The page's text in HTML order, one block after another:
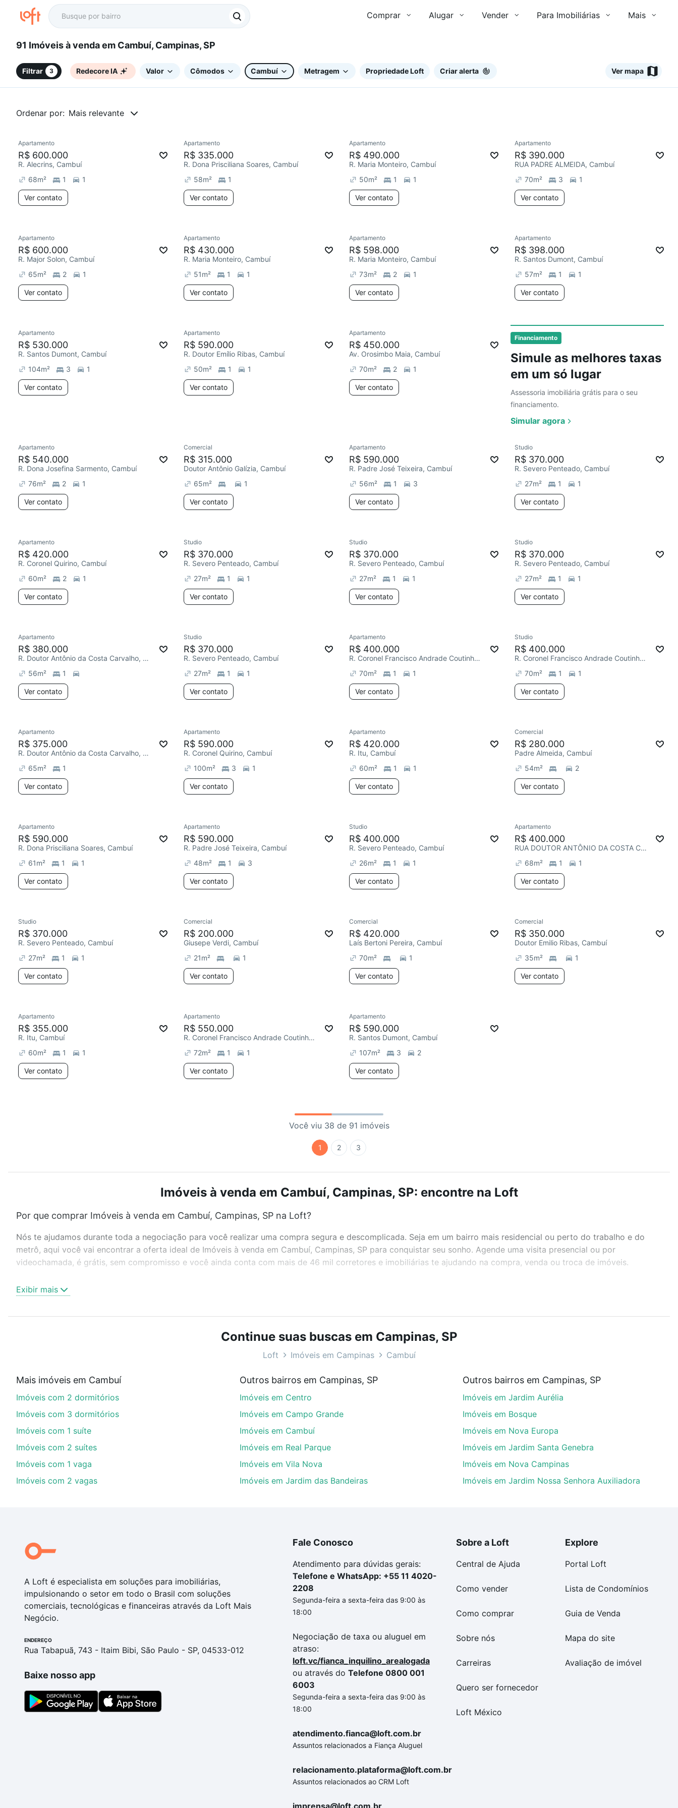
Comprar Alugar Vender Para Imobiliárias Mais
91 Imóveis à venda em Cambuí, Campinas, SP
Filtrar 3 Redecore IA Valor Cômodos Cambuí Metragem Propriedade Loft Criar alerta Ver mapa
Ordenar por: Mais relevante
Financiamento
Simule as melhores taxas
em um só lugar
Assessoria imobiliária grátis para o seu
financiamento.
Simular agora
Redecorar
Apartamento
R$ 600.000
R. Alecrins, Cambuí
68m² 1 1
Ver contato
Redecorar
Apartamento
R$ 335.000
R. Dona Prisciliana Soares, Cambuí
58m² 1
Ver contato
Redecorar
Apartamento
R$ 490.000
R. Maria Monteiro, Cambuí
50m² 1 1
Ver contato
Redecorar
Apartamento
R$ 390.000
RUA PADRE ALMEIDA, Cambuí
70m² 3 1
Ver contato
Apartamento
R$ 600.000
R. Major Solon, Cambuí
65m² 2 1
Ver contato
Apartamento
R$ 430.000
R. Maria Monteiro, Cambuí
51m² 1 1
Ver contato
Apartamento
R$ 598.000
R. Maria Monteiro, Cambuí
73m² 2 1
Ver contato
Redecorar
Apartamento
R$ 398.000
R. Santos Dumont, Cambuí
57m² 1 1
Ver contato
Redecorar
Ver
Apartamento
R$ 530.000
R. Santos Dumont, Cambuí
104m² 3 1
Ver contato
Apartamento
R$ 590.000
R. Doutor Emílio Ribas, Cambuí
50m² 1 1
Ver contato
Redecorar
Apartamento
R$ 450.000
Av. Orosimbo Maia, Cambuí
70m² 2 1
Ver contato
Redecorar
Apartamento
R$ 540.000
R. Dona Josefina Sarmento, Cambuí
76m² 2 1
Ver contato
Comercial
R$ 315.000
Doutor Antônio Galízia, Cambuí
65m² 1
Ver contato
Apartamento
R$ 590.000
R. Padre José Teixeira, Cambuí
56m² 1 3
Ver contato
Studio
R$ 370.000
R. Severo Penteado, Cambuí
27m² 1 1
Ver contato
Apartamento
R$ 420.000
R. Coronel Quirino, Cambuí
60m² 2 1
Ver contato
Studio
R$ 370.000
R. Severo Penteado, Cambuí
27m² 1 1
Ver contato
Studio
R$ 370.000
R. Severo Penteado, Cambuí
27m² 1 1
Ver contato
Studio
R$ 370.000
R. Severo Penteado, Cambuí
27m² 1 1
Ver contato
Apartamento
R$ 380.000
R. Doutor Antônio da Costa Carvalho, Cambuí
56m² 1
Ver contato
Studio
R$ 370.000
R. Severo Penteado, Cambuí
27m² 1 1
Ver contato
Apartamento
R$ 400.000
R. Coronel Francisco Andrade Coutinho, Cambuí
70m² 1 1
Ver contato
Studio
R$ 400.000
R. Coronel Francisco Andrade Coutinho, Cambuí
70m² 1 1
Ver contato
Apartamento
R$ 375.000
R. Doutor Antônio da Costa Carvalho, Cambuí
65m² 1
Ver contato
Apartamento
R$ 590.000
R. Coronel Quirino, Cambuí
100m² 3 1
Ver contato
Apartamento
R$ 420.000
R. Itu, Cambuí
60m² 1 1
Ver contato
Comercial
R$ 280.000
Padre Almeida, Cambuí
54m² 2
Ver contato
Apartamento
R$ 590.000
R. Dona Prisciliana Soares, Cambuí
61m² 1 1
Ver contato
Apartamento
R$ 590.000
R. Padre José Teixeira, Cambuí
48m² 1 3
Ver contato
Studio
R$ 400.000
R. Severo Penteado, Cambuí
26m² 1 1
Ver contato
Apartamento
R$ 400.000
RUA DOUTOR ANTÔNIO DA COSTA CARVALHO, Cambuí
68m² 1 1
Ver contato
Studio
R$ 370.000
R. Severo Penteado, Cambuí
27m² 1 1
Ver contato
Comercial
R$ 200.000
Giusepe Verdi, Cambuí
21m² 1
Ver contato
Comercial
R$ 420.000
Laís Bertoni Pereira, Cambuí
70m² 1
Ver contato
Comercial
R$ 350.000
Doutor Emilio Ribas, Cambuí
35m² 1
Ver contato
Apartamento
R$ 355.000
R. Itu, Cambuí
60m² 1 1
Ver contato
Apartamento
R$ 550.000
R. Coronel Francisco Andrade Coutinho, Cambuí
72m² 1 1
Ver contato
Apartamento
R$ 590.000
R. Santos Dumont, Cambuí
107m² 3 2
Ver contato
Você viu 38 de 91 imóveis
1 2 3
Imóveis à venda em Cambuí, Campinas, SP: encontre na Loft
Por que comprar Imóveis à venda em Cambuí, Campinas, SP na Loft?
Nós te ajudamos durante toda a negociação para você realizar uma compra segura e descomplicada. Seja em um bairro mais residencial ou perto do trabalho e do
metrô, aqui você vai encontrar a oferta ideal de Imóveis à venda em Cambuí, Campinas, SP para conquistar seu sonho. Agende uma visita presencial ou por
videochamada, é grátis, sem compromisso e você ainda conta com mais de 46 mil corretores e imobiliárias te ajudando na compra, venda ou troca de imóveis.
ou sem vaga de garagem para combinar perfeitamente com o preço, metragem e comodidades, como piscina, academia, salão de festas ou área verde e encontrar
Imóveis à venda em Cambuí, Campinas, SP ideal para você na Loft.
Qual o preço de Imóveis à venda em Cambuí, Campinas, SP?
Aqui na Loft temos a oferta ideal para você, com Imóveis à venda em Cambuí, Campinas, SP que custam a partir de R$ 0 e com nossas opções de financiamento
imobiliário as parcelas podem se adequar ao seu orçamento. Se ainda tem alguma dúvida dos custos envolvidos no processo de compra, veja em nosso portal
custa comprar um apartamento
e conte com a gente para comprar o imóvel dos seus sonhos com segurança e conforto. Loft, com você até as chaves.
Exibir mais
Continue suas buscas em Campinas, SP
Loft Imóveis em Campinas Cambuí
Mais imóveis em Cambuí
Imóveis com 2 dormitórios
Imóveis com 3 dormitórios
Imóveis com 1 suíte
Imóveis com 2 suítes
Imóveis com 1 vaga
Imóveis com 2 vagas
Outros bairros em Campinas, SP
Imóveis em Centro
Imóveis em Campo Grande
Imóveis em Cambuí
Imóveis em Real Parque
Imóveis em Vila Nova
Imóveis em Jardim das Bandeiras
Outros bairros em Campinas, SP
Imóveis em Jardim Aurélia
Imóveis em Bosque
Imóveis em Nova Europa
Imóveis em Jardim Santa Genebra
Imóveis em Nova Campinas
Imóveis em Jardim Nossa Senhora Auxiliadora
A Loft é especialista em soluções para imobiliárias,
impulsionando o setor em todo o Brasil com soluções
comerciais, tecnológicas e financeiras através da Loft Mais
Negócio.
ENDEREÇO
Rua Tabapuã, 743 - Itaim Bibi, São Paulo - SP, 04533-012
Baixe nosso app
Fale Conosco
Atendimento para dúvidas gerais:
Telefone e WhatsApp: +55 11 4020-
2208
Segunda-feira a sexta-feira das 9:00 às
18:00
Negociação de taxa ou aluguel em
atraso:
loft.vc/fianca_inquilino_arealogada
ou através do Telefone 0800 001
6003
Segunda-feira a sexta-feira das 9:00 às
18:00
atendimento.fianca@loft.com.br
Assuntos relacionados a Fiança Aluguel
relacionamento.plataforma@loft.com.br
Assuntos relacionados ao CRM Loft
imprensa@loft.com.br
Sobre a Loft
Central de Ajuda
Como vender
Como comprar
Sobre nós
Carreiras
Quero ser fornecedor
Loft México
Explore
Portal Loft
Lista de Condomínios
Guia de Venda
Mapa do site
Avaliação de imóvel